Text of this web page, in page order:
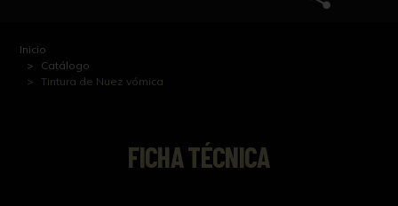
Inicio
Catálogo
Tintura de Nuez vómica
FICHA TÉCNICA